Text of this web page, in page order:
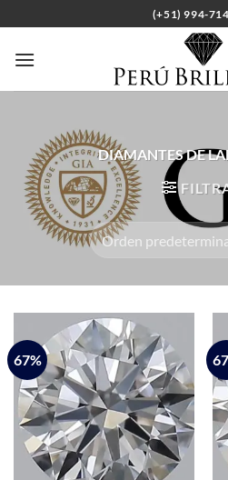
al
contenido
(+51) 994-
DIAMANTES DE
67%